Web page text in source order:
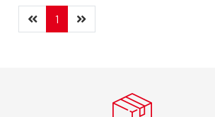
Précédent
1(current)Suivant